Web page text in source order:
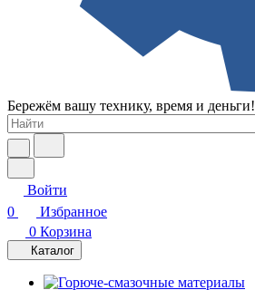
Бережём вашу технику, время и деньги!
Войти
0
Избранное
0 Корзина
Каталог